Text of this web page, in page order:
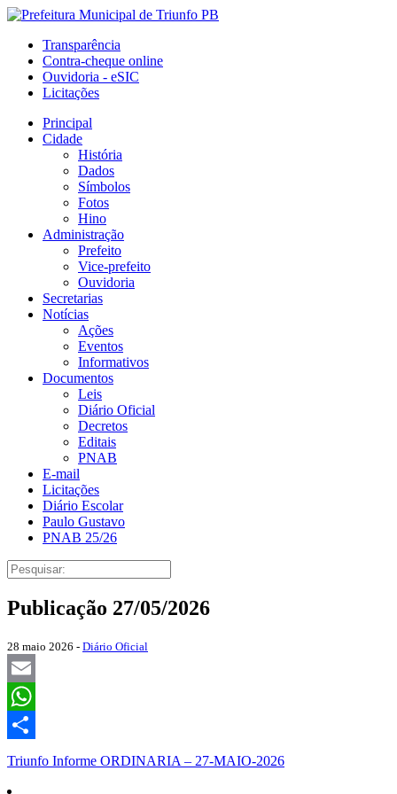
Transparência
Contra-cheque online
Ouvidoria - eSIC
Licitações
Principal
Cidade
História
Dados
Símbolos
Fotos
Hino
Administração
Prefeito
Vice-prefeito
Ouvidoria
Secretarias
Notícias
Ações
Eventos
Informativos
Documentos
Leis
Diário Oficial
Decretos
Editais
PNAB
E-mail
Licitações
Diário Escolar
Paulo Gustavo
PNAB 25/26
Publicação 27/05/2026
28 maio 2026 - Diário Oficial
Email
WhatsApp
Share
Triunfo Informe ORDINARIA – 27-MAIO-2026